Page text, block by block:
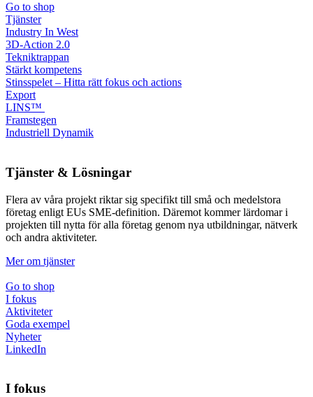
Go to shop
Tjänster
Industry In West
3D-Action 2.0
Tekniktrappan
Stärkt kompetens
Stinsspelet – Hitta rätt fokus och actions
Export
LINS™
Framstegen
Industriell Dynamik
Tjänster & Lösningar
Flera av våra projekt riktar sig specifikt till små och medelstora
företag enligt EUs SME-definition. Däremot kommer lärdomar i
projekten till nytta för alla företag genom nya utbildningar, nätverk
och andra aktiviteter.
Mer om tjänster
Go to shop
I fokus
Aktiviteter
Goda exempel
Nyheter
LinkedIn
I fokus